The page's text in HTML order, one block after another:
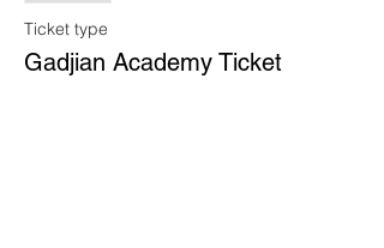
Ticket type
Gadjian Academy Ticket